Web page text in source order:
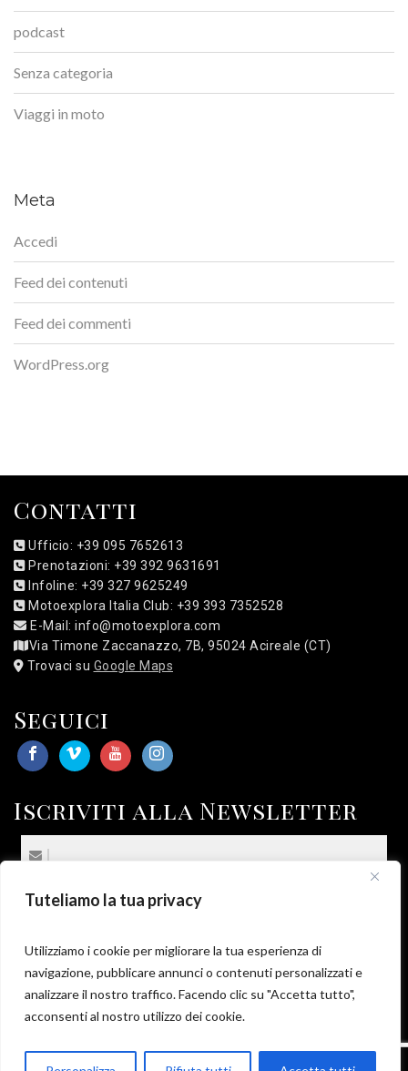
Tuteliamo la tua privacy
Utilizziamo i cookie per migliorare la tua esperienza di
navigazione, pubblicare annunci o contenuti personalizzati e
analizzare il nostro traffico. Facendo clic su "Accetta tutto",
acconsenti al nostro utilizzo dei cookie.
podcast
Senza categoria
Viaggi in moto
Meta
Accedi
Feed dei contenuti
Feed dei commenti
WordPress.org
Contatti
Ufficio: +39 095 7652613
Prenotazioni: +39 392 9631691
Infoline: +39 327 9625249
Motoexplora Italia Club: +39 393 7352528
E-Mail: info@motoexplora.com
Via Timone Zaccanazzo, 7B, 95024 Acireale (CT)
Trovaci su Google Maps
Seguici
Iscriviti alla Newsletter
(*) Sottoscrivo la Privacy Policy
Parla con Motoexplora